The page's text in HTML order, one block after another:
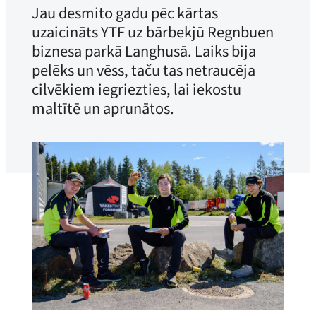
Jau desmito gadu pēc kārtas
uzaicināts YTF uz bārbekjū Regnbuen
biznesa parkā Langhusā. Laiks bija
pelēks un vēss, taču tas netraucēja
cilvēkiem iegriezties, lai iekostu
maltītē un aprunātos.